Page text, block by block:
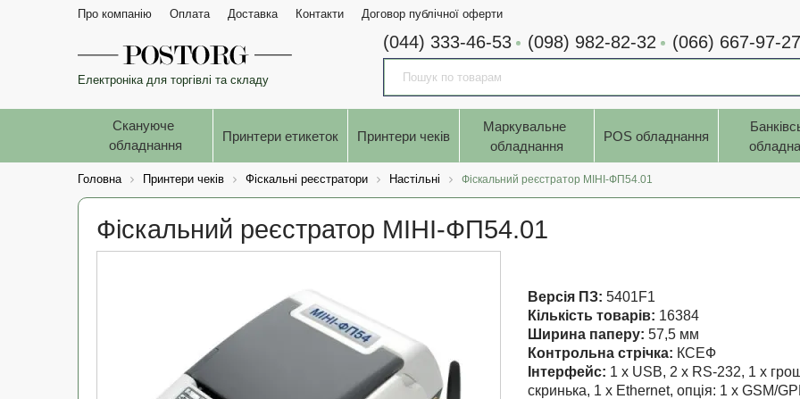
Про компанію Оплата Доставка Контакти Договор публічної оферти
Електроніка для торгівлі та складу
(044) 333-46-53 (098) 982-82-32 (066) 667-97-27
Скануюче
обладнання
Принтери етикеток Принтери чеків
Маркувальне
обладнання
POS обладнання
Головна Принтери чеків Фіскальні реєстратори Настільні Фіскальний реєстратор МІНІ-ФП54.01
Фіскальний реєстратор МІНІ-ФП54.01
Версія ПЗ: 5401F1
Кількість товарів: 16384
Ширина паперу: 57,5 мм
Контрольна стрічка: КСЕФ
Інтерфейс: 1 x USB, 2 x RS-232, 1 x
скринька, 1 x Ethernet, опція: 1 x GSM/